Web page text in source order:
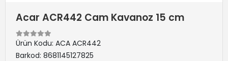
Acar ACR442 Cam Kavanoz 15 cm
Ürün Kodu: ACA ACR442
Barkod: 8681145127825